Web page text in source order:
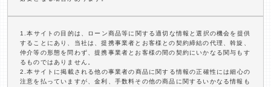
1.本サイトの目的は、ローン商品等に関する適切な情報と選択の機会を提供
することにあり、当社は、提携事業者とお客様との契約締結の代理、斡旋、
仲介等の形態を問わず、提携事業者とお客様の間の契約にいかなる関与もす
るものではありません。
2.本サイトに掲載される他の事業者の商品に関する情報の正確性には細心の
注意を払っていますが、金利、手数料その他の商品に関するいかなる情報も